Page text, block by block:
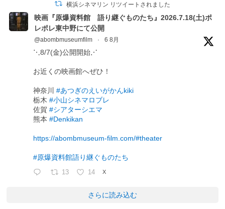
横浜シネマリン リツイートされました
映画『原爆資料館 語り継ぐものたち』2026.7.18(土)ポ
レポレ東中野にて公開
@abombmuseumfilm · 6 8月
⋱8/7(金)公開開始⋰
お近くの映画館へぜひ！
神奈川#あつぎのえいがかんkiki
栃木#小山シネマロブレ
佐賀#シアターシエマ
熊本#Denkikan
https://abombmuseum-film.com/#theater
#原爆資料館語り継ぐものたち
13 14 X
さらに読み込む